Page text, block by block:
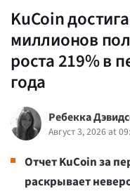
KuCoin
миллионов
роста 219% в
года
Ребекка
Август 3, 2026 at
Отчет KuCoin за
раскрывает